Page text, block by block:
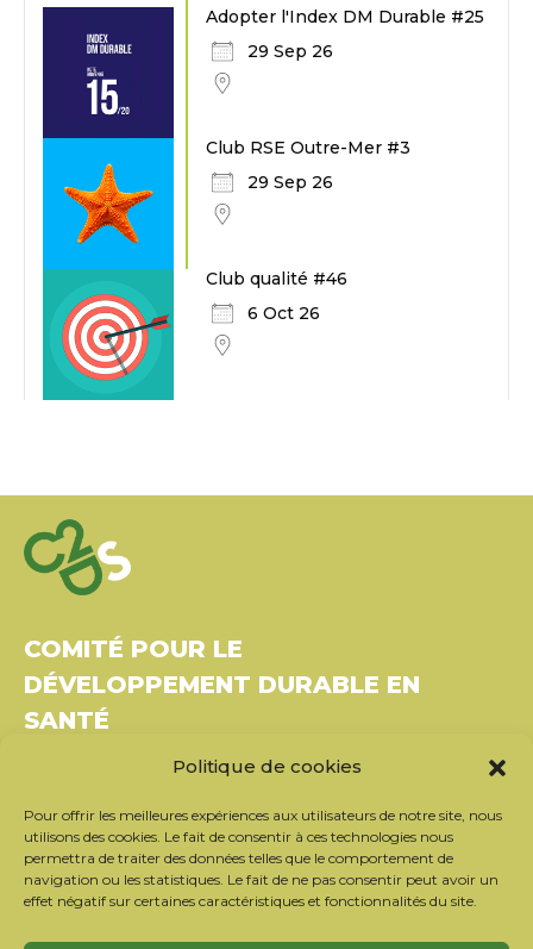
Politique de cookies
Pour offrir les meilleures expériences aux utilisateurs de notre site, nous
utilisons des cookies. Le fait de consentir à ces technologies nous
permettra de traiter des données telles que le comportement de
navigation ou les statistiques. Le fait de ne pas consentir peut avoir un
effet négatif sur certaines caractéristiques et fonctionnalités du site.
Adopter l'Index DM Durable #25
29 Sep 26
Club RSE Outre-Mer #3
29 Sep 26
Club qualité #46
6 Oct 26
COMITÉ POUR LE
DÉVELOPPEMENT DURABLE EN
SANTÉ
Bâtiment Le Rubixco, 1 rue Bernard Maris
Tél. : 06 26 49 36 81 – contact@c2ds.eu
TwitterLinkedIn
Youtube